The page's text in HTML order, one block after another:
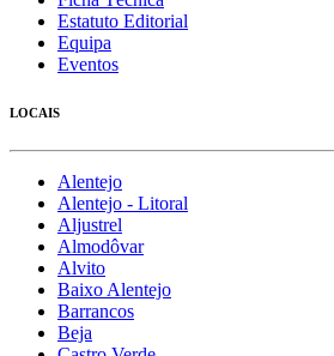
Estatuto Editorial
Equipa
Eventos
LOCAIS
Alentejo
Alentejo - Litoral
Aljustrel
Almodôvar
Alvito
Baixo Alentejo
Barrancos
Beja